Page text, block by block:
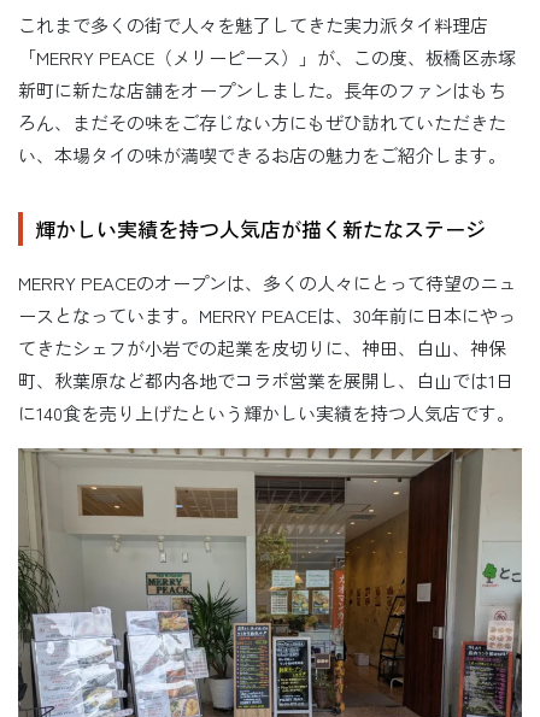
これまで多くの街で人々を魅了してきた実力派タイ料理店
「MERRY PEACE（メリーピース）」が、この度、板橋区赤塚
新町に新たな店舗をオープンしました。長年のファンはもち
ろん、まだその味をご存じない方にもぜひ訪れていただきた
い、本場タイの味が満喫できるお店の魅力をご紹介します。
輝かしい実績を持つ人気店が描く新たなステージ
MERRY PEACEのオープンは、多くの人々にとって待望のニュ
ースとなっています。MERRY PEACEは、30年前に日本にやっ
てきたシェフが小岩での起業を皮切りに、神田、白山、神保
町、秋葉原など都内各地でコラボ営業を展開し、白山では1日
に140食を売り上げたという輝かしい実績を持つ人気店です。